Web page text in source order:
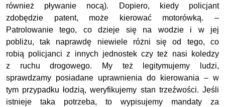
również pływanie nocą). Dopiero, kiedy policjant
zdobędzie patent, może kierować motorówką. –
Patrolowanie tego, co dzieje się na wodzie i w jej
pobliżu, tak naprawdę niewiele różni się od tego, co
robią policjanci z innych jednostek czy też nasi koledzy
z ruchu drogowego. My też legitymujemy ludzi,
sprawdzamy posiadane uprawnienia do kierowania – w
tym przypadku łodzią, weryfikujemy stan trzeźwości. Jeśli
istnieje taka potrzeba, to wypisujemy mandaty za